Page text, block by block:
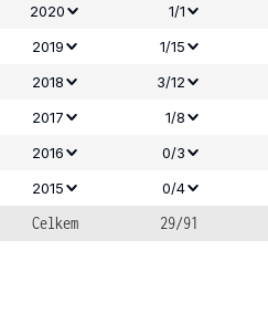
2020
1/1
2019
1/15
2018
3/12
2017
1/8
2016
0/3
2015
0/4
Celkem 29/91